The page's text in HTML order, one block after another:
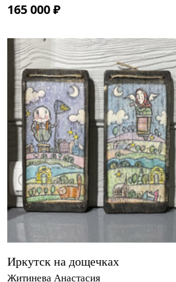
165 000 ₽
Иркутск на дощечках
Житинева Анастасия